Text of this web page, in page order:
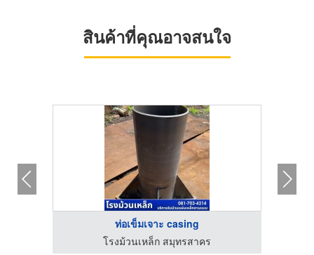
สินค้าที่คุณอาจสนใจ
ท่อเข็มเจาะ casing
โรงม้วนเหล็ก สมุทรสาคร